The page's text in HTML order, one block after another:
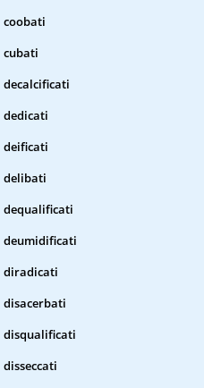
coobati
cubati
decalcificati
dedicati
deificati
delibati
dequalificati
deumidificati
diradicati
disacerbati
disqualificati
disseccati